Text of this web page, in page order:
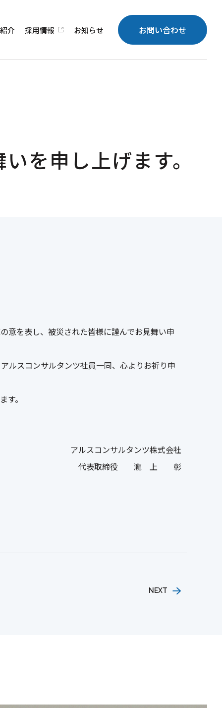
紹介 採用情報 お知らせ お問い合わせ
を申し上げます。
意を表し、被災された皆様に謹んでお見舞い申
ルスコンサルタンツ社員一同、心よりお祈り申
。
アルスコンサルタンツ株式会社
代表取締役 瀧 上 彰
NEXT